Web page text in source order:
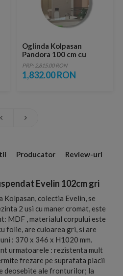
Oglinda Kolpasan
Pandora 100 cm cu
iluminare led
touchscreen
PRP: 2,815.00 RON
1,832.00 RON
Producator Review-uri
Evelin 102cm gri
Kolpasan, colectia Evelin, se
2 usi cu maner cromat, este
MDF , materialul corpului este
folie, are culoarea gri, si are
: 370 x 346 x H1020 mm.
urmatoarele : rezistenta mult
frezare pe suprafata placii
deosebite ale fronturilor; la